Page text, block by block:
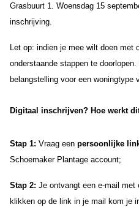
Grasbuurt 1. Woensdag 15
inschrijving.
Let op: indien je mee wilt doen met
onderstaande stappen te
belangstelling voor een woningtype
Digitaal inschrijven? Hoe werkt
Stap 1: Vraag een persoonlijke
Schoemaker Plantage account;
Stap 2: Je ontvangt een e-mail met
klikken op de link in je mail kom je